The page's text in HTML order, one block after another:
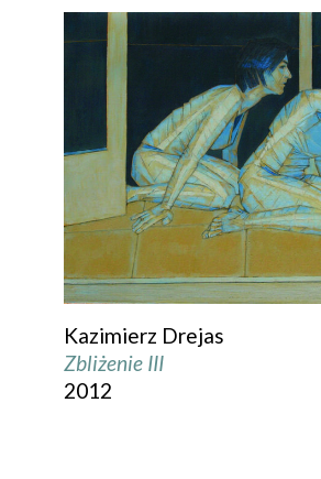
Kazimierz Drejas
Zbliżenie III
2012